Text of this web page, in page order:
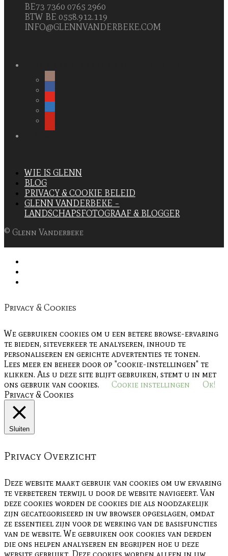
BE73 7360 0765 2960
BTW BE 0558.912.119
INFO@GLENNVANDERBEKE.COM
WIE IS GLENN
BLOG
PRIVACY & COOKIE BELEID
GLENN VANDERBEKE –
LANDSCHAPSFOTOGRAAF & BLOGGER
© Glenn Vanderbeke
Privacy & Cookies
We gebruiken cookies om u een betere browse-ervaring
te bieden, siteverkeer te analyseren, inhoud te
personaliseren en gerichte advertenties te tonen.
Lees meer en beheer door op "cookie-instellingen" te
klikken. Als u deze site blijft gebruiken, stemt u in met
ons gebruik van cookies.
Cookie instellingen
Ok!
Privacy & Cookies
Sluiten
Privacy Overzicht
Deze website maakt gebruik van cookies om uw ervaring
te verbeteren terwijl u door de website navigeert. Van
deze cookies worden de cookies die als noodzakelijk
zijn gecategoriseerd in uw browser opgeslagen, omdat
ze essentieel zijn voor de werking van de basisfuncties
van de website. We gebruiken ook cookies van derden
die ons helpen analyseren en begrijpen hoe u deze